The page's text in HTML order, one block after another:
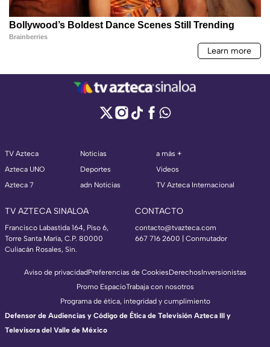
TV Azteca
Azteca UNO
Azteca 7
Noticias
Deportes
adn Noticias
a más +
Videos
TV Azteca Internacional
TV AZTECA SINALOA
Francisco Labastida 164, Piso 6,
Torre Santa María, C.P. 80000
Culiacán Rosales, Sin.
CONTACTO
contacto@tvazteca.com
667 716 2600 | Conmutador
Aviso de privacidadPreferencias de CookiesDerechosInversionistas
Promo EspacioTrabaja con nosotros
Programa de ética, integridad y cumplimiento
Defensor de Audiencias y Código de Ética de Televisión Azteca III y
Televisora del Valle de México